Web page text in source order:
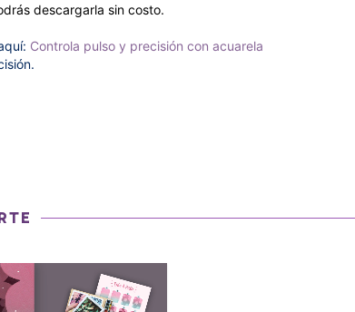
descargarla sin costo.
Controla pulso y precisión con acuarela